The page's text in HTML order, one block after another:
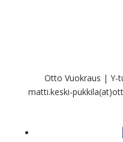
Otto Vuokraus | Y-
matti.keski-